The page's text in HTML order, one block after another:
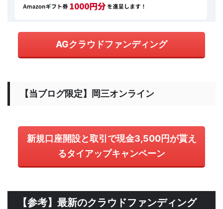
AGクラウドファンディング
【当ブログ限定】岡三オンライン
新規口座開設と取引で現金3,500円が貰え
るタイアップキャンペーン
【参考】最新のクラウドファンディング